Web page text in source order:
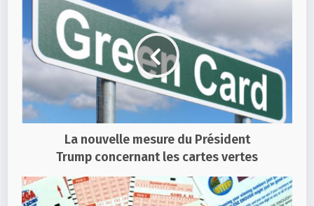
La nouvelle mesure du Président
Trump concernant les cartes vertes